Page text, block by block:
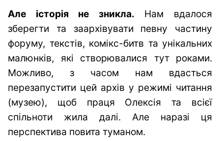
Але історія не зникла. Нам вдалося
зберегти та заархівувати певну частину
форуму, текстів, комікс-битв та унікальних
малюнків, які створювалися тут роками.
Можливо, з часом нам вдасться
перезапустити цей архів у режимі читання
(музею), щоб праця Олексія та всієї
спільноти жила далі. Але наразі ця
перспектива повита туманом.